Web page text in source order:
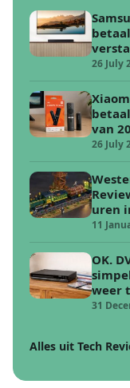
26 July
van
26 July
uren
11
OK.
weer
31
Alles uit Tech